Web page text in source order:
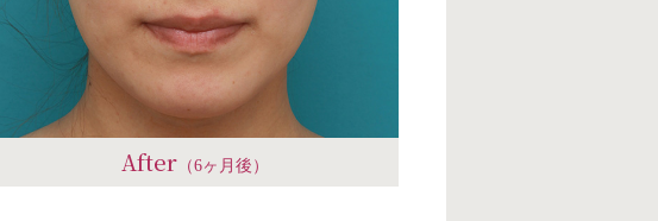
After（6ヶ月後）